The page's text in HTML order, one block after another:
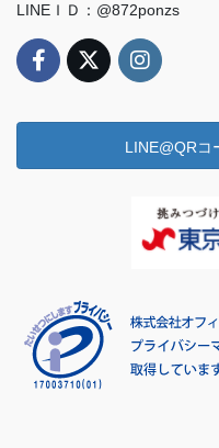
LINEＩＤ：@872ponzs
LINE@QR